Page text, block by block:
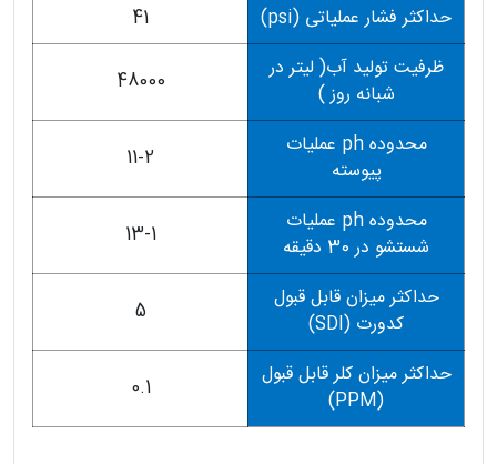
حداکثر فشار عملیاتی (psi)
41
ظرفیت تولید آب( لیتر در
شبانه روز )
48000
محدوده ph عملیات
پیوسته
11-2
محدوده ph عملیات
شستشو در 30 دقیقه
13-1
حداکثر میزان قابل قبول
کدورت (SDI)
5
حداکثر میزان کلر قابل قبول
(PPM)
0.1